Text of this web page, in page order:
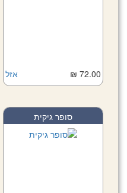
אזל 72.00 ₪
סופר גיקית